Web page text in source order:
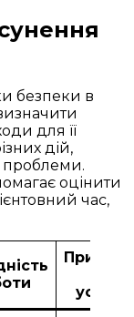
безпеки в
для її
дій,
проблеми.
оцінити
час,